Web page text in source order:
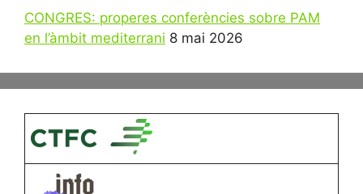
CONGRES: properes conferències sobre PAM
en l’àmbit mediterrani 8 mai 2026